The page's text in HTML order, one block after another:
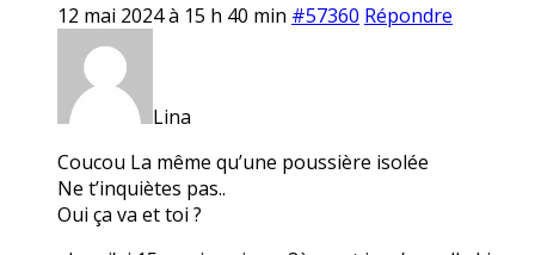
12 mai 2024 à 15 h 40 min #57360 Répondre
Lina
Coucou La même qu’une poussière isolée
Ne t’inquiètes pas..
Oui ça va et toi ?